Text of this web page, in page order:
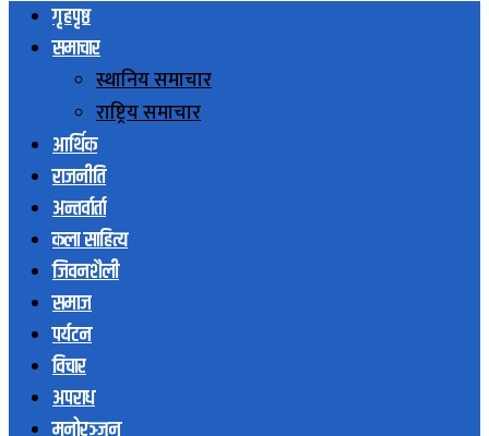
गृहपृष्ठ
समाचार
स्थानिय समाचार
राष्ट्रिय समाचार
आर्थिक
राजनीति
अन्तर्वार्ता
कला साहित्य
जिवनशैली
समाज
पर्यटन
विचार
अपराध